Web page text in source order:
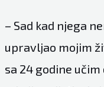
– Sad kad njega
upravljao mojim
sa 24 godine